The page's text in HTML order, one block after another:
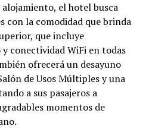
el hotel busca
con la comodidad que brinda
que incluye
conectividad WiFi en todas
ofrecerá un desayuno
de Usos Múltiples y una
a sus pasajeros a
momentos de